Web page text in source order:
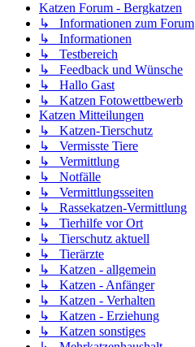
Katzen Forum - Bergkatzen
↳ Informationen zum Forum
↳ Informationen
↳ Testbereich
↳ Feedback und Wünsche
↳ Hallo Gast
↳ Katzen Fotowettbewerb
Katzen Mitteilungen
↳ Katzen-Tierschutz
↳ Vermisste Tiere
↳ Vermittlung
↳ Notfälle
↳ Vermittlungsseiten
↳ Rassekatzen-Vermittlung
↳ Tierhilfe vor Ort
↳ Tierschutz aktuell
↳ Tierärzte
↳ Katzen - allgemein
↳ Katzen - Anfänger
↳ Katzen - Verhalten
↳ Katzen - Erziehung
↳ Katzen sonstiges